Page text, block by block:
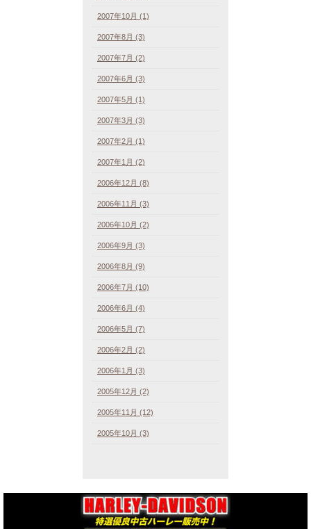
2007年10月 (1)
2007年8月 (3)
2007年7月 (2)
2007年6月 (3)
2007年5月 (1)
2007年3月 (3)
2007年2月 (1)
2007年1月 (2)
2006年12月 (8)
2006年11月 (3)
2006年10月 (2)
2006年9月 (3)
2006年8月 (9)
2006年7月 (10)
2006年6月 (4)
2006年5月 (7)
2006年2月 (2)
2006年1月 (3)
2005年12月 (2)
2005年11月 (12)
2005年10月 (3)